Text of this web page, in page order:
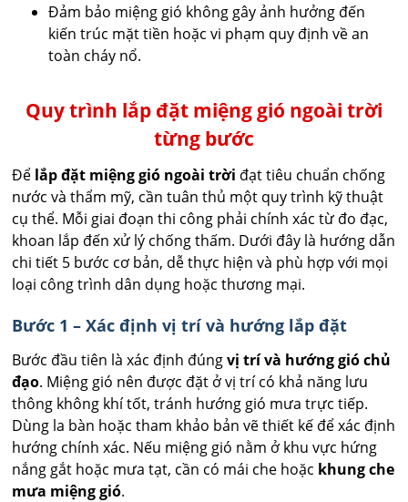
Đảm bảo miệng gió không gây ảnh hưởng đến
kiến trúc mặt tiền hoặc vi phạm quy định về an
toàn cháy nổ.
Quy trình lắp đặt miệng gió ngoài trời
từng bước
Để lắp đặt miệng gió ngoài trời đạt tiêu chuẩn chống
nước và thẩm mỹ, cần tuân thủ một quy trình kỹ thuật
cụ thể. Mỗi giai đoạn thi công phải chính xác từ đo đạc,
khoan lắp đến xử lý chống thấm. Dưới đây là hướng dẫn
chi tiết 5 bước cơ bản, dễ thực hiện và phù hợp với mọi
loại công trình dân dụng hoặc thương mại.
Bước 1 – Xác định vị trí và hướng lắp đặt
Bước đầu tiên là xác định đúngvị trí và hướng gió chủ
đạo. Miệng gió nên được đặt ở vị trí có khả năng lưu
thông không khí tốt, tránh hướng gió mưa trực tiếp.
Dùng la bàn hoặc tham khảo bản vẽ thiết kế để xác định
hướng chính xác. Nếu miệng gió nằm ở khu vực hứng
nắng gắt hoặc mưa tạt, cần có mái che hoặc khung che
mưa miệng gió.